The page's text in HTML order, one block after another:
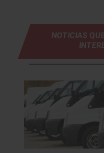
NOTICIAS